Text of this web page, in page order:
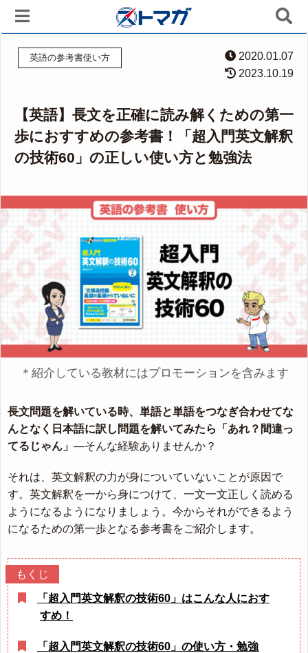
英語の参考書使い方
2020.01.07
2023.10.19
【英語】長文を正確に読み解くための第一
歩におすすめの参考書！「超入門英文解釈
の技術60」の正しい使い方と勉強法
＊紹介している教材にはプロモーションを含みます
長文問題を解いている時、単語と単語をつなぎ合わせてな
んとなく日本語に訳し問題を解いてみたら「あれ？間違っ
てるじゃん」 —そんな経験ありませんか？
それは、英文解釈の力が身についていないことが原因で
す。英文解釈を一から身につけて、一文一文正しく読める
ようになるようになりましょう。今からそれができるよう
になるための第一歩となる参考書をご紹介します。
「超入門英文解釈の技術60」はこんな人におす
すめ！
「超入門英文解釈の技術60」の使い方・勉強